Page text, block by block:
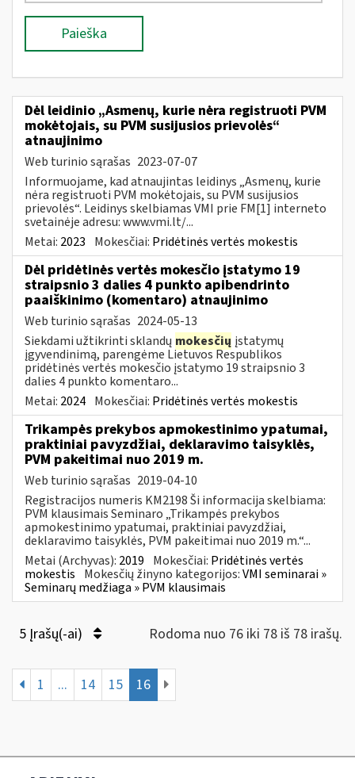
Paieška
Dėl leidinio „Asmenų, kurie nėra registruoti PVM
mokėtojais, su PVM susijusios prievolės“
atnaujinimo
Web turinio sąrašas 2023-07-07
Informuojame, kad atnaujintas leidinys „Asmenų, kurie
nėra registruoti PVM mokėtojais, su PVM susijusios
prievolės“. Leidinys skelbiamas VMI prie FM[1] interneto
svetainėje adresu: www.vmi.lt/...
Metai: 2023 Mokesčiai: Pridėtinės vertės mokestis
Dėl pridėtinės vertės mokesčio įstatymo 19
straipsnio 3 dalies 4 punkto apibendrinto
paaiškinimo (komentaro) atnaujinimo
Web turinio sąrašas 2024-05-13
Siekdami užtikrinti sklandų mokesčių įstatymų
įgyvendinimą, parengėme Lietuvos Respublikos
pridėtinės vertės mokesčio įstatymo 19 straipsnio 3
dalies 4 punkto komentaro...
Metai: 2024 Mokesčiai: Pridėtinės vertės mokestis
Trikampės prekybos apmokestinimo ypatumai,
praktiniai pavyzdžiai, deklaravimo taisyklės,
PVM pakeitimai nuo 2019 m.
Web turinio sąrašas 2019-04-10
Registracijos numeris KM2198 Ši informacija skelbiama:
PVM klausimais Seminaro „Trikampės prekybos
apmokestinimo ypatumai, praktiniai pavyzdžiai,
deklaravimo taisyklės, PVM pakeitimai nuo 2019 m.“...
Metai (Archyvas): 2019 Mokesčiai: Pridėtinės vertės
mokestis Mokesčių žinyno kategorijos:VMI seminarai »
Seminarų medžiaga » PVM klausimais
5 Įrašų(-ai) Rodoma nuo 76 iki 78 iš 78 irašų.
1 ... 14 15 16